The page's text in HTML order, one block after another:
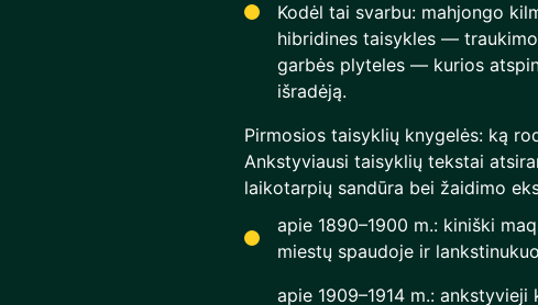
Kodėl tai svarbu: mahjongo
hibridines taisykles —
garbės plyteles — kurios
išradėją.
Pirmosios taisyklių knygelės: ką
Ankstyviausi taisyklių tekstai
laikotarpių sandūra bei žaidimo
apie 1890–1900 m.: kiniški
miestų spaudoje ir
apie 1909–1914 m.: